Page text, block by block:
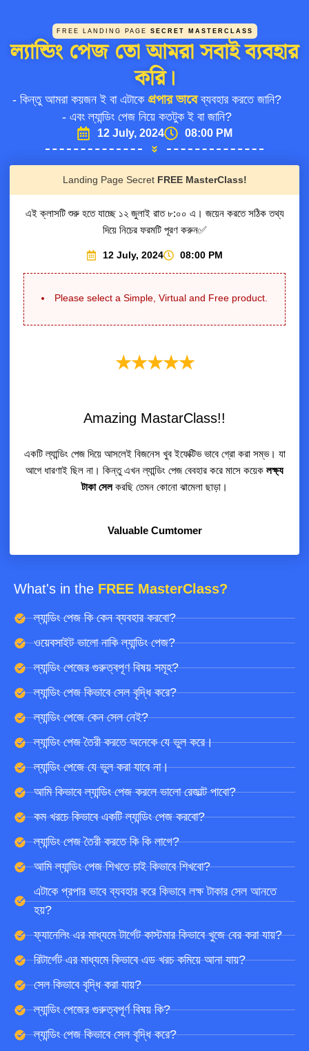
FREE LANDING PAGE SECRET MASTERCLASS
ল্যান্ডিং পেজ তো আমরা সবাই ব্যবহার
করি।
- কিন্তু আমরা কয়জন ই বা এটাকে প্রপার ভাবেব্যবহার করতে জানি?
- এবং ল্যান্ডিং পেজ নিয়ে কতটুক ই বা জানি?
12 July, 2024 08:00 PM
What's in the FREE MasterClass?
ল্যান্ডিং পেজ কি কেন ব্যবহার করবো?
ওয়েবসাইট ভালো নাকি ল্যান্ডিং পেজ?
ল্যান্ডিং পেজের গুরুত্বপূণ বিষয় সমূহ?
ল্যান্ডিং পেজ কিভাবে সেল বৃদ্ধি করে?
ল্যান্ডিং পেজে কেন সেল নেই?
ল্যান্ডিং পেজ তৈরী করতে অনেকে যে ভুল করে।
ল্যান্ডিং পেজে যে ভুল করা যাবে না।
আমি কিভাবে ল্যান্ডিং পেজ করলে ভালো রেজাল্ট পাবো?
কম খরচে কিভাবে একটি ল্যান্ডিং পেজ করবো?
ল্যান্ডিং পেজ তৈরী করতে কি কি লাগে?
আমি ল্যান্ডিং পেজ শিখতে চাই কিভাবে শিখবো?
এটাকে প্রপার ভাবে ব্যবহার করে কিভাবে লক্ষ টাকার সেল আনতে
হয়?
ফ্যানেলিং এর মাধ্যমে টার্গেট কাস্টমার কিভাবে খুজে বের করা যায়?
রিটার্গেট এর মাধ্যমে কিভাবে এড খরচ কমিয়ে আনা যায়?
সেল কিভাবে বৃদ্ধি করা যায়?
ল্যান্ডিং পেজের গুরুত্বপূর্ণ বিষয় কি?
ল্যান্ডিং পেজ কিভাবে সেল বৃদ্ধি করে?
Landing Page Secret FREE MasterClass!
এই ক্লাসটি শুরু হতে যাচ্ছে ১২ জুলাই রাত ৮:০০ এ। জয়েন করতে সঠিক তথ্য
দিয়ে নিচের ফরমটি পূরণ করুন✅
12 July, 2024 08:00 PM
Please select a Simple, Virtual and Free product.
★★★★★
Amazing MastarClass!!
একটি ল্যান্ডিং পেজ দিয়ে আসলেই বিজনেস খুব ইফেক্টিভ ভাবে গ্রো করা সম্ভ। যা
আগে ধারণাই ছিল না। কিন্তু এখন ল্যান্ডিং পেজ বেবহার করে মাসে কয়েক লক্ষ্য
টাকা সেলকরছি তেমন কোনো ঝামেলা ছাড়া।
Valuable Cumtomer